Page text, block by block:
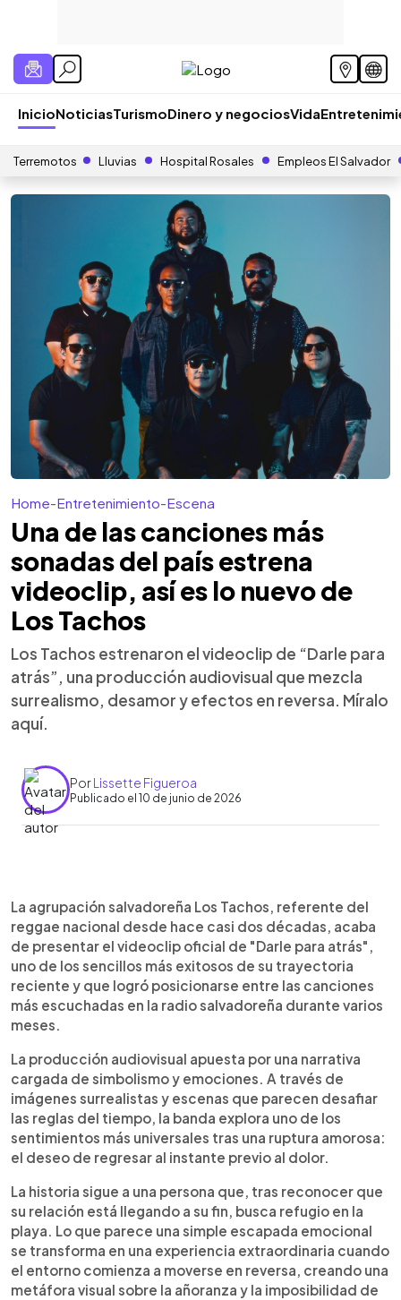
InicioNoticiasTurismoDinero y negociosVida
Terremotos Lluvias Hospital Rosales Empleos El Salvador
Home-Entretenimiento-Escena
Una de las canciones más
sonadas del país estrena
videoclip, así es lo nuevo de
Los Tachos
Los Tachos estrenaron el videoclip de “Darle para
atrás”, una producción audiovisual que mezcla
surrealismo, desamor y efectos en reversa. Míralo
aquí.
PorLissette Figueroa
Publicado el 10 de junio de 2026
Escuchar artículo
Los Tachos, una de las bandas más
representativas del reggae salvadoreño, estrenó
el videoclip oficial de “Darle para atrás”, uno de
los temas más exitosos de su carrera reciente. La
producción audiovisual explora el desamor y la
introspección a través de una narrativa surrealista
en Playa San Blas, La Libertad, el video combina
efectos visuales, pantalla verde y la técnica de
cámara en reversa para crear una experiencia
única. El sencillo se mantuvo como número uno en
la radio nacional durante un mes y permaneció más
de dos meses en el Top 10.
La agrupación salvadoreña Los Tachos, referente del
reggae nacional desde hace casi dos décadas, acaba
de presentar el videoclip oficial de "Darle para atrás",
uno de los sencillos más exitosos de su trayectoria
reciente y que logró posicionarse entre las canciones
más escuchadas en la radio salvadoreña durante varios
meses.
La producción audiovisual apuesta por una narrativa
cargada de simbolismo y emociones. A través de
imágenes surrealistas y escenas que parecen desafiar
las reglas del tiempo, la banda explora uno de los
sentimientos más universales tras una ruptura amorosa:
el deseo de regresar al instante previo al dolor.
La historia sigue a una persona que, tras reconocer que
su relación está llegando a su fin, busca refugio en la
playa. Lo que parece una simple escapada emocional
se transforma en una experiencia extraordinaria cuando
el entorno comienza a moverse en reversa, creando una
metáfora visual sobre la añoranza y la imposibilidad de